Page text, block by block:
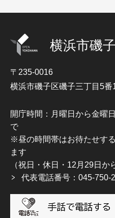
横浜市磯
〒235-0016
横浜市磯子区磯子三丁目5番
開庁時間：月曜日から金曜
で
※昼の時間帯はお待たせす
ます
（祝日・休日・12月29日か
代表電話番号：045-750-